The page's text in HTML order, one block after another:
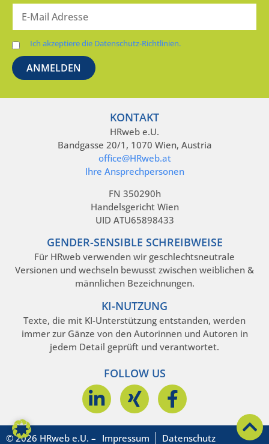
Ich akzeptiere die Datenschutz-Richtlinien.
KONTAKT
HRweb e.U.
Bandgasse 20/1, 1070 Wien, Austria
office@HRweb.at
Ihre Ansprechpersonen
FN 350290h
Handelsgericht Wien
UID ATU65898433
GENDER-SENSIBLE SCHREIBWEISE
Für HRweb verwenden wir geschlechtsneutrale
Versionen und wechseln bewusst zwischen weiblichen &
männlichen Bezeichnungen.
KI-NUTZUNG
Texte, die mit KI-Unterstützung entstanden, werden
immer zur Gänze von den Autorinnen und Autoren in
jedem Detail geprüft und verantwortet.
FOLLOW US
© 2026 HRweb e.U. – Impressum Datenschutz